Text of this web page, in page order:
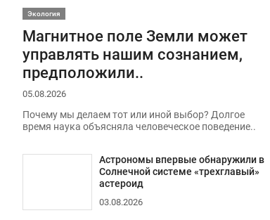
Экология
Магнитное поле Земли может
управлять нашим сознанием,
предположили..
05.08.2026
Почему мы делаем тот или иной выбор? Долгое
время наука объясняла человеческое поведение..
Астрономы впервые обнаружили в
Солнечной системе «трехглавый»
астероид
03.08.2026